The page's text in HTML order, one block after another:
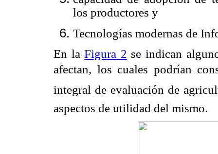
los productores y
Tecnologías modernas de
En laFigura 2 se indican
afectan, los cuales podrían
integral de evaluación de
aspectos de utilidad del mismo.